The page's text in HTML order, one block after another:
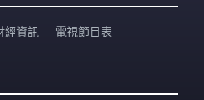
經資訊 電視節目表